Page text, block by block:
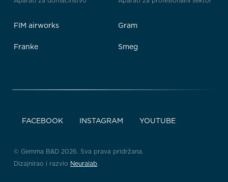
FIM airworks
Franke
Gram
Smeg
FACEBOOK INSTAGRAM YOUTUBE
© Gemma B&D 2026. Sva prava pridržana.
Dizajnirao i razvio Neuralab.